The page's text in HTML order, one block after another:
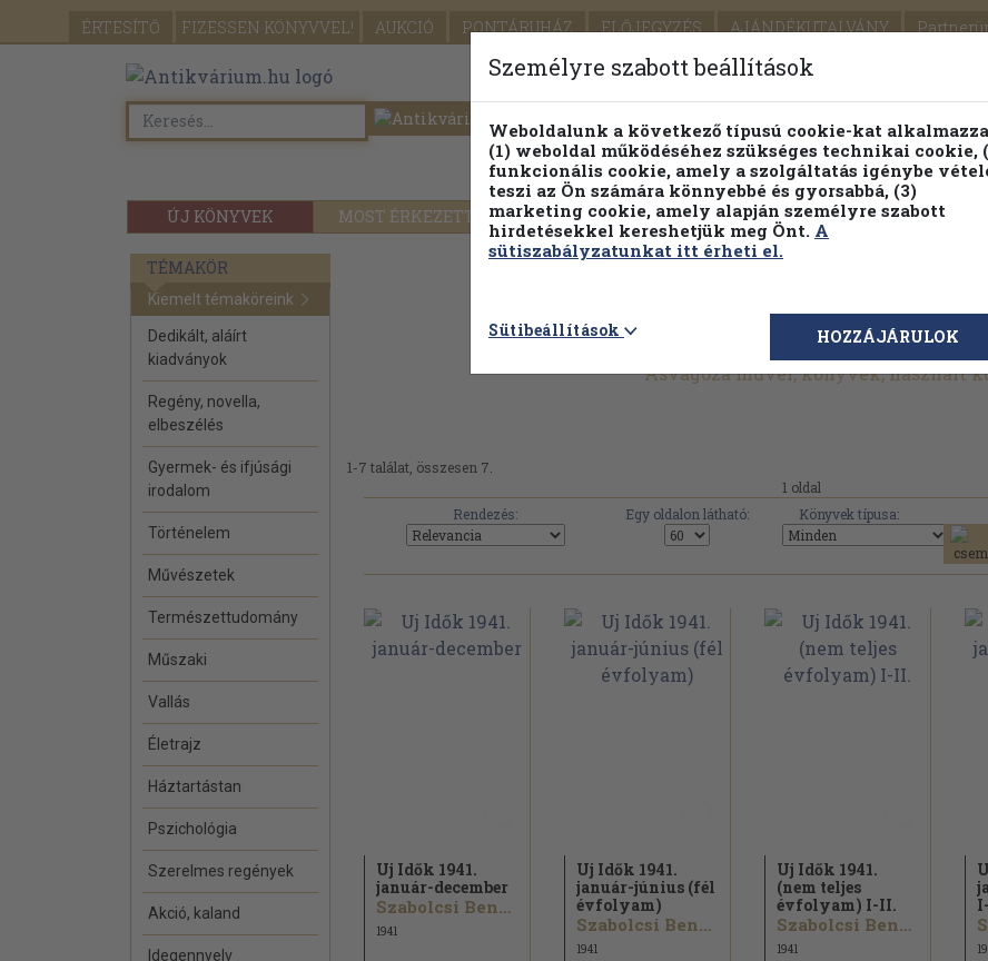
ÉRTESÍTŐ FIZESSEN KÖNYVVEL! AUKCIÓ PONTÁRUHÁZ ELŐJEGYZÉS AJÁNDÉKUTALVÁNY
ÚJ KÖNYVEK MOST ÉRKEZETT PILLANATNYI ÁRAINK FENNTARTHATÓ
Részletes kereső Témaköri fa
TÉMAKÖR
Kiemelt témaköreink
Dedikált, aláírt
kiadványok
Regény, novella,
elbeszélés
Gyermek- és ifjúsági
irodalom
Történelem
Művészetek
Természettudomány
Műszaki
Vallás
Életrajz
Háztartástan
Pszichológia
Szerelmes regények
Akció, kaland
Idegennyelv
Asvagoza művei, könyvek, használt
1-7 találat, összesen 7.
1 oldal
Rendezés:
Egy oldalon látható: Könyvek típusa:
Uj Idők 1941.
január-december
Szabolcsi Bence...
1941
Uj Idők 1941.
január-június (fél
évfolyam)
Szabolcsi Bence...
1941
Uj Idők 1941.
(nem teljes
évfolyam) I-II.
Szabolcsi Bence...
1941
Személyre szabott beállítások
Weboldalunk a következő típusú cookie-kat
(1) weboldal működéséhez szükséges technikai cookie,
funkcionális cookie, amely a szolgáltatás igénybe
teszi az Ön számára könnyebbé és gyorsabbá, (3)
marketing cookie, amely alapján személyre szabott
hirdetésekkel kereshetjük meg Önt. A
sütiszabályzatunkat itt érheti el.
Sütibeállítások HOZZÁJÁRULOK